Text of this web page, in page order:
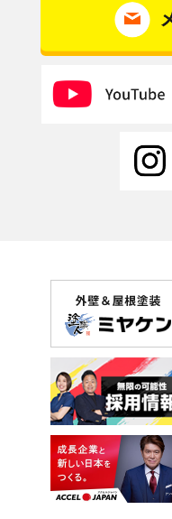
2019年2月(10
2019年1月(1
2018年12月(5
2018年11月(9
2018年8月(6記
2018年7月(20
2018年6月(26
2018年5月(28
2018年4月